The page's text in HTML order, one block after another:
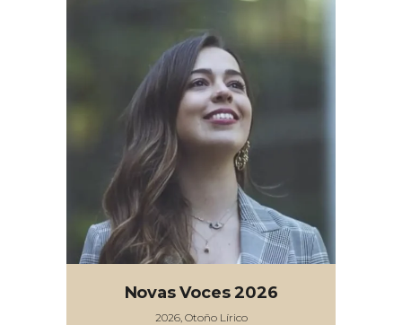
Novas Voces 2026
2026, Otoño Lírico